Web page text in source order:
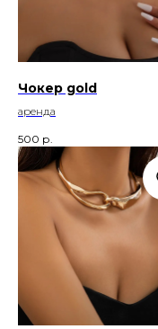
Чокер gold
аренда
500 р.